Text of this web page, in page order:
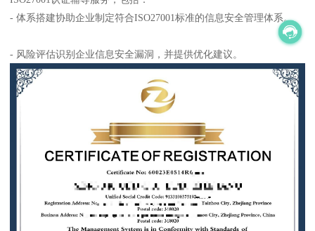
- 体系搭建协助企业制定符合ISO27001标准的信息安全管理体系。
- 风险评估识别企业信息安全漏洞，并提供优化建议。